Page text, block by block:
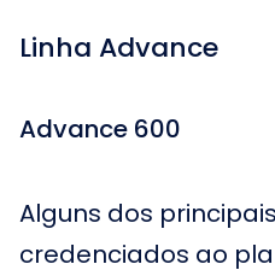
Linha Advance
Advance 600
Alguns dos
credenciados ao